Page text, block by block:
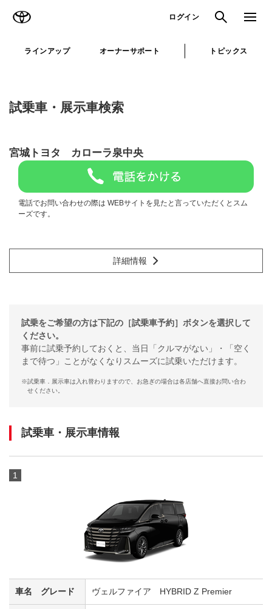
ログイン 検索 メニュ
ラインアップ オーナーサポート トピックス
試乗車・展示車検索
宮城トヨタ カローラ泉中央
電話でお問い合わせの際は WEBサイトを見たと言っていただくとスム
ーズです。
詳細情報
試乗をご希望の方は下記の［試乗車予約］ボタンを選択して
ください。
事前に試乗予約しておくと、当日「クルマがない」・「空く
まで待つ」ことがなくなりスムーズに試乗いただけます。
※試乗車．展示車は入れ替わりますので、お急ぎの場合は各店舗へ直接お問い合わ
せください。
試乗車・展示車情報
1
ヴェルファイア HYBRID Z Premier